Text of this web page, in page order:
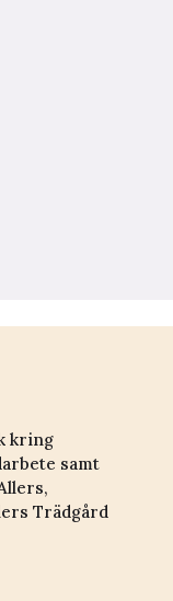
kring
samt
Trädgård